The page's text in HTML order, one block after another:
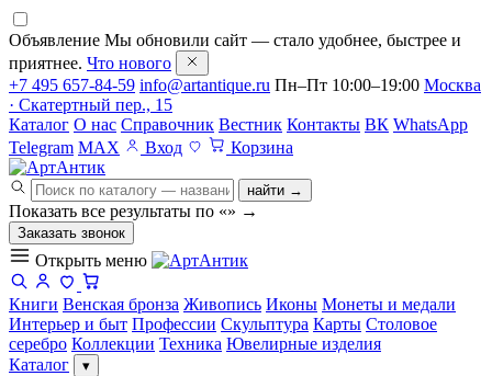
Объявление Мы обновили сайт — стало удобнее, быстрее и
приятнее. Что нового
+7 495 657-84-59 info@artantique.ru Пн–Пт 10:00–19:00 Москва
· Скатертный пер., 15
Каталог О нас Справочник Вестник Контакты ВК WhatsApp
Telegram MAX Вход Корзина
найти →
Показать все результаты по «» →
Заказать звонок
Открыть меню
Книги Венская бронза Живопись Иконы Монеты и медали
Интерьер и быт Профессии Скульптура Карты Столовое
серебро Коллекции Техника Ювелирные изделия
Каталог
▾